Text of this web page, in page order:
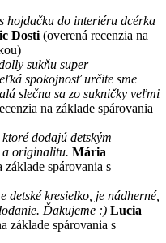
hojdačku do interiéru dcérka
Dosti (overená recenzia na
sukňu super
spokojnosť určite sme
slečna sa zo sukničky veľmi
na základe spárovania
dodajú detským
a originalitu. Mária
základe spárovania s
kresielko, je nádherné,
Ďakujeme :) Lucia
základe spárovania s